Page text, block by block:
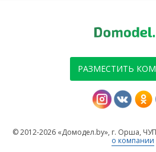
РАЗМЕСТИТЬ
© 2012-2026 «Домодел.by», г. Орша,
о компании